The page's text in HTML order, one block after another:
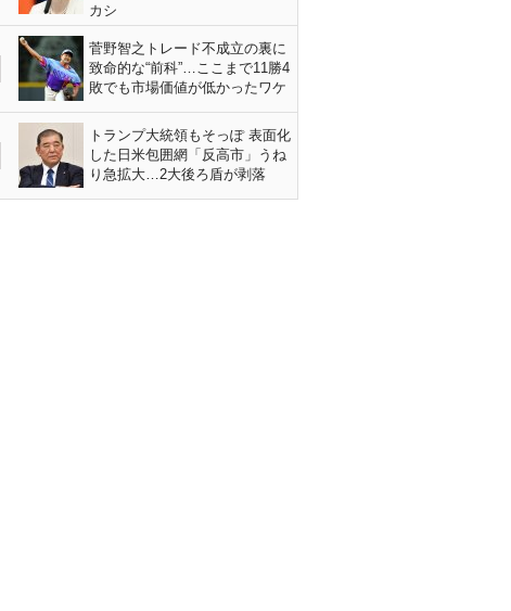
カシ
菅野智之トレード不成立の裏に
致命的な“前科”…ここまで11勝4
敗でも市場価値が低かったワケ
トランプ大統領もそっぽ 表面化
した日米包囲網「反高市」うね
り急拡大…2大後ろ盾が剥落